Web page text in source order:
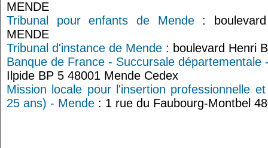
MENDE
Tribunal pour enfants de Mende: boulevard
MENDE
Tribunal d'instance de Mende : boulevard Henri
Banque de France - Succursale départementale
Ilpide BP 5 48001 Mende Cedex
Mission locale pour l'insertion professionnelle
25 ans) - Mende : 1 rue du Faubourg-Montbel